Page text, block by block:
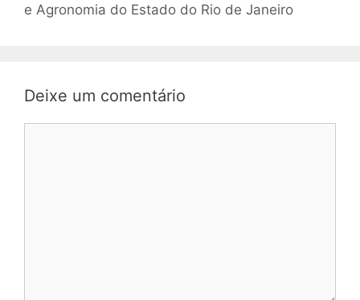
e Agronomia do Estado do Rio de Janeiro
Deixe um comentário